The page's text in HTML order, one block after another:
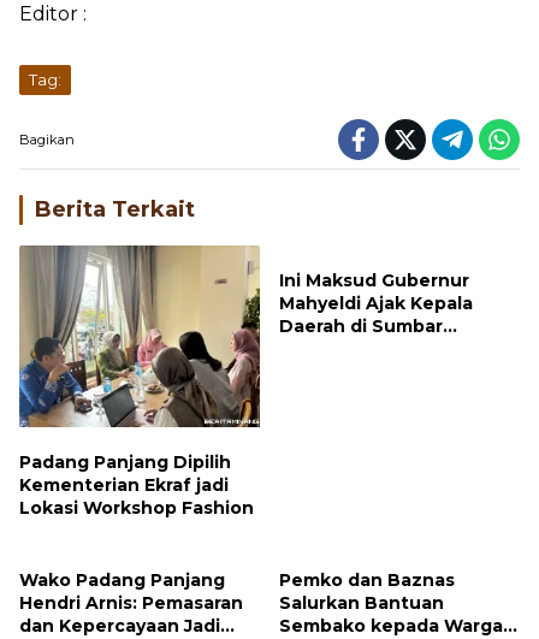
Editor :
Tag:
Bagikan
Berita Terkait
Padang Panjang Dipilih
Kementerian Ekraf jadi
Lokasi Workshop Fashion
Ini Maksud Gubernur
Mahyeldi Ajak Kepala
Daerah di Sumbar
Wako Padang Panjang
Hendri Arnis: Pemasaran
dan Kepercayaan Jadi
Pemko dan Baznas
Salurkan Bantuan
Sembako kepada Warga